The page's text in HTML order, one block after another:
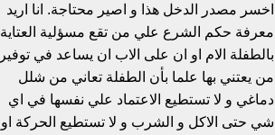
اخسر مصدر الدخل هذا و اصير محتاجة. انا اريد
معرفة حكم الشرع علي من تقع مسؤلية العتاية
بالطفلة الام او ان على الاب ان يساعد في توفير
من يعتني بها علما بأن الطفلة تعاني من شلل
دماغي و لا تستطيع الاعتماد علي نفسها في اي
شي حتى الاكل و الشرب و لا تستطيع الحركة او